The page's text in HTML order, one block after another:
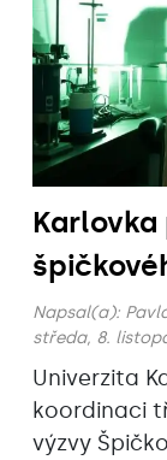
Napsal(a):
středa, 8.
Univerzita
koordinaci
výzvy